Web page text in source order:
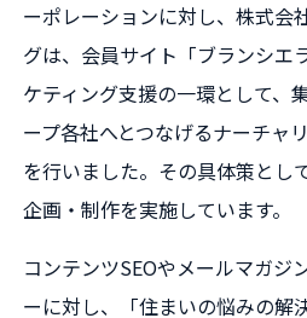
ーポレーションに対し、株式会
グは、会員サイト「ブランシエ
ケティング支援の一環として、
ープ各社へとつなげるナーチャ
を行いました。その具体策とし
企画・制作を実施しています。
コンテンツSEOやメールマガジ
ーに対し、「住まいの悩みの解